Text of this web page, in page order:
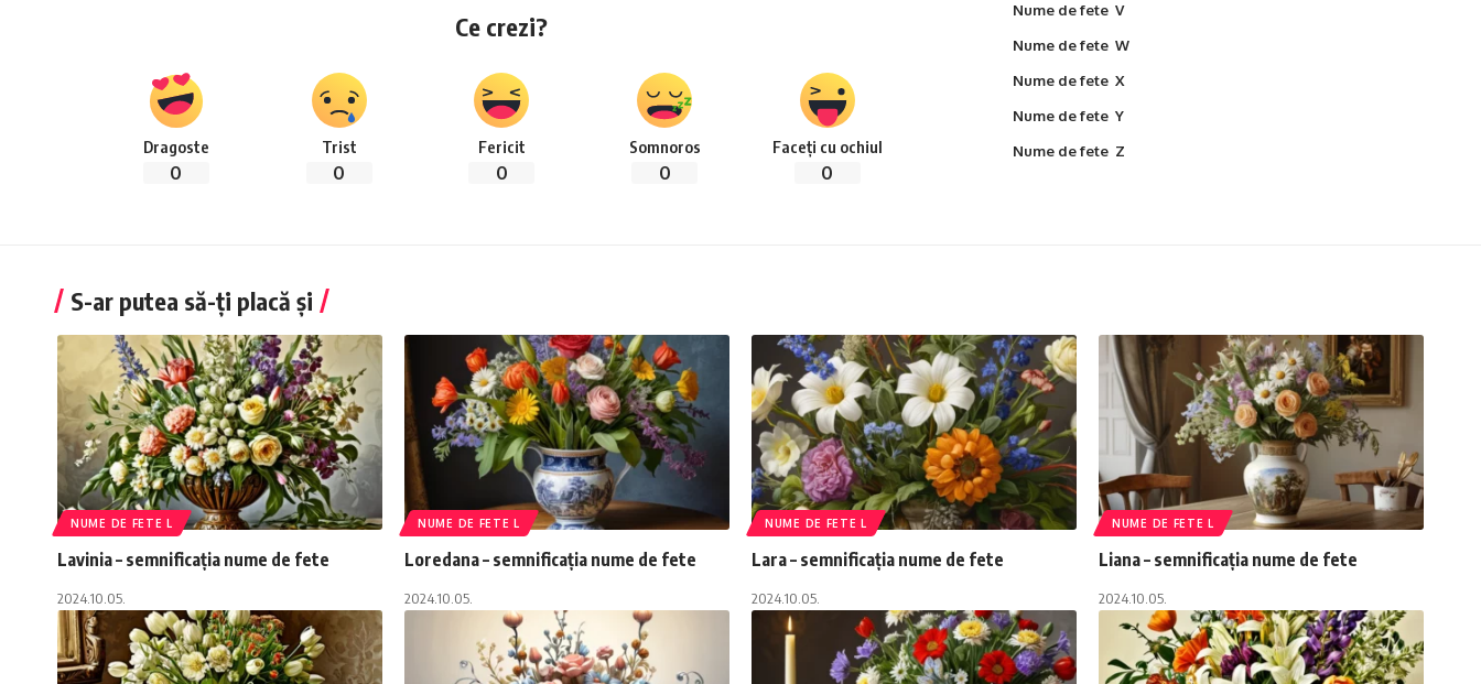
Ce crezi?
Dragoste
0
Trist
0
Fericit
0
Somnoros
0
Faceți cu ochiul
0
Nume de fete V
Nume de fete W
Nume de fete X
Nume de fete Y
Nume de fete Z
S-ar putea să-ți placă și
NUME DE FETE L
Lavinia – semnificația nume de fete
2024.10.05.
NUME DE FETE L
Loredana – semnificația nume de fete
2024.10.05.
NUME DE FETE L
Lara – semnificația nume de fete
2024.10.05.
NUME DE FETE L
Liana – semnificația nume de fete
2024.10.05.